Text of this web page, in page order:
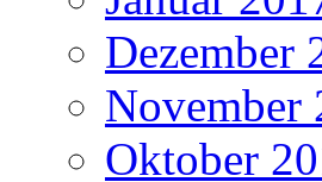
Dezember
November
Oktober